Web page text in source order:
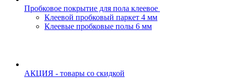
Пробковое покрытие для пола клеевое
Клеевой пробковый паркет 4 мм
Клеевые пробковые полы 6 мм
АКЦИЯ - товары со скидкой